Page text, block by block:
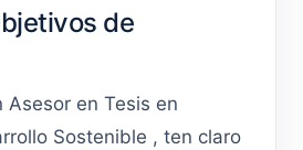
de
en Tesis en
Sostenible , ten claro